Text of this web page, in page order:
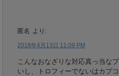
匿名 より:
2018年4月13日 11:09 PM
こんなおなざりな対応真っ当な
いし、トロフィーでないはカプ